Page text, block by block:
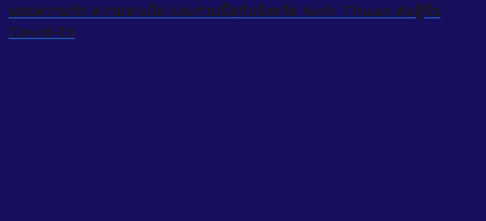
มอบความรัก ความห่วงใย และร่วมมือกับจังหวัด Ninh Thuan ต่อสู้กับ
Covid-19